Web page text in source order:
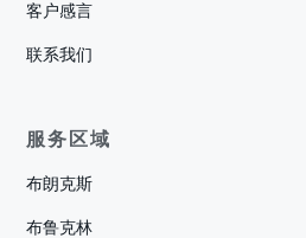
客户感言
联系我们
服务区域
布朗克斯
布鲁克林